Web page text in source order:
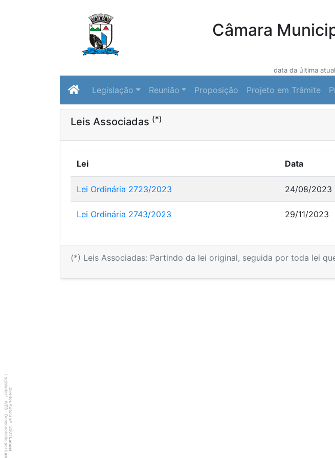
Câmara
data da última
Legislação Reunião Proposição Projeto em Trâmite
Leis Associadas (*)
Lei Data
Lei Ordinária 2723/2023 24/08/2023
Lei Ordinária 2743/2023 29/11/2023
(*) Leis Associadas: Partindo da lei original, seguida por toda lei
Direitos Autorais
©
2001
Lancer
Legislador
®
WEB - Desenvolvido por